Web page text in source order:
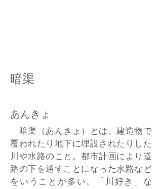
暗渠
あんきょ
暗渠（あんきょ）とは、建造物で
覆われたり地下に埋設されたりした
川や水路のこと。都市計画により道
路の下を通すことになった水路など
をいうことが多い。「川好き」な